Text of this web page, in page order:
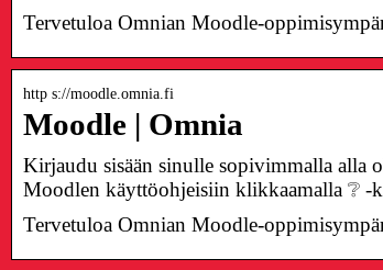
Tervetuloa Omnian Moodle-
http s://moodle.omnia.fi
Moodle | Omnia
Kirjaudu sisään sinulle sopivimmalla alla
Moodlen käyttöohjeisiin klikkaamalla ❔ -
Tervetuloa Omnian Moodle-